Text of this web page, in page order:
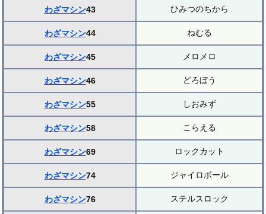
わざマシン43 ひみつのちから
わざマシン44 ねむる
わざマシン45 メロメロ
わざマシン46 どろぼう
わざマシン55 しおみず
わざマシン58 こらえる
わざマシン69 ロックカット
わざマシン74 ジャイロボール
わざマシン76 ステルスロック